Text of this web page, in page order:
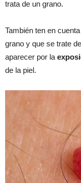
trata de un grano.
También ten en
grano y que se trate
aparecer por la
de la piel.